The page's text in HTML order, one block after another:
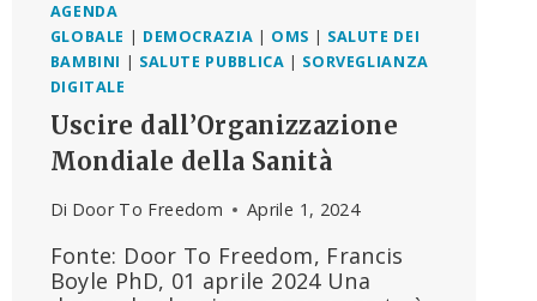
PRIVATO
AGENDA
GLOBALE | DEMOCRAZIA | OMS | SALUTE DEI
BAMBINI | SALUTE PUBBLICA | SORVEGLIANZA
DIGITALE
Uscire dall’Organizzazione
Mondiale della Sanità
Di Door To Freedom Aprile 1, 2024
Fonte: Door To Freedom, Francis
Boyle PhD, 01 aprile 2024 Una